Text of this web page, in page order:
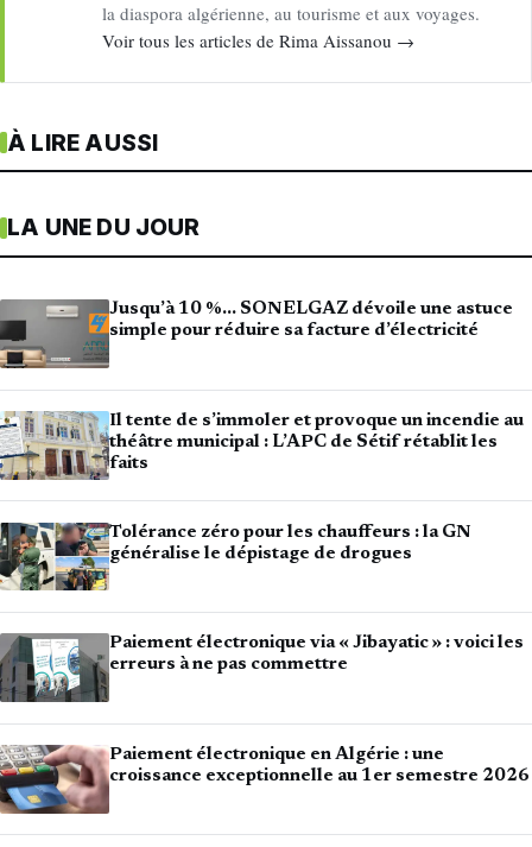
la diaspora algérienne, au tourisme et aux voyages.
Voir tous les articles de Rima Aissanou →
À LIRE AUSSI
LA UNE DU JOUR
Jusqu’à 10 %… SONELGAZ dévoile une astuce
simple pour réduire sa facture d’électricité
Il tente de s’immoler et provoque un incendie au
théâtre municipal : L’APC de Sétif rétablit les
faits
Tolérance zéro pour les chauffeurs : la GN
généralise le dépistage de drogues
Paiement électronique via « Jibayatic » : voici les
erreurs à ne pas commettre
Paiement électronique en Algérie : une
croissance exceptionnelle au 1er semestre 2026